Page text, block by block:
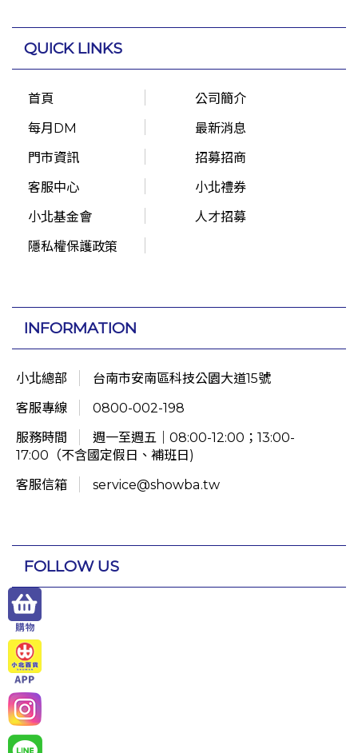
QUICK LINKS
首頁
公司簡介
每月DM
最新消息
門市資訊
招募招商
客服中心
小北禮券
小北基金會
人才招募
隱私權保護政策
INFORMATION
小北總部
台南市安南區科技公園大道15號
客服專線
0800-002-198
服務時間
週一至週五｜08:00-12:00；13:00-
17:00（不含國定假日、補班日)
客服信箱
service@showba.tw
FOLLOW US